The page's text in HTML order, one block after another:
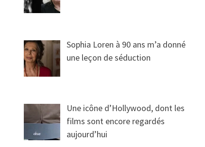
Sophia Loren à 90 ans m’a donné
une leçon de séduction
Une icône d’Hollywood, dont les
films sont encore regardés
aujourd’hui